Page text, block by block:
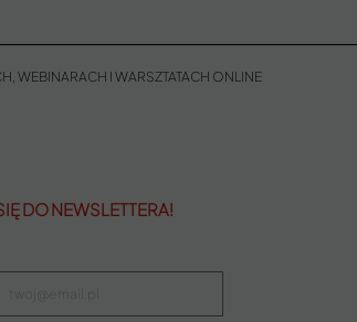
DO NEWSLETTERA!
WEBINARACH I WARSZTATACH ONLINE